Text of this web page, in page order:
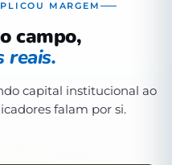
MARGEM
campo,
reais.
capital institucional ao
falam por si.